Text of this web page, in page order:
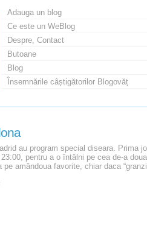
Adauga un blog
Ce este un WeBlog
Despre, Contact
Butoane
Blog
Însemnările câștigătorilor Blogovăț
au program special diseara. Prima
pentru a o întâlni pe cea de-a
pe amândoua favorite, chiar daca